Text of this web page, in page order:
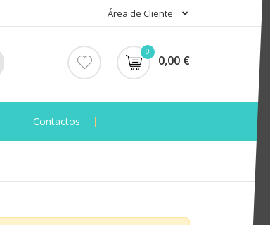
Área de Cliente
0
0,00 €
Contactos